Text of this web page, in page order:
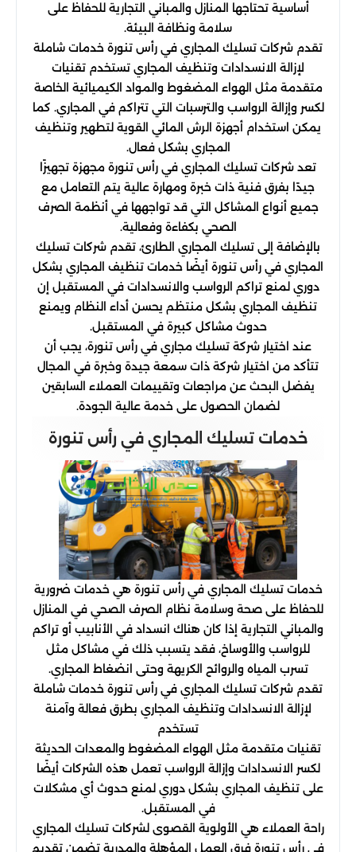
أساسية تحتاجها المنازل والمباني التجارية للحفاظ على
سلامة ونظافة البيئة.
تقدم شركات تسليك المجاري في رأس تنورة خدمات شاملة
لإزالة الانسدادات وتنظيف المجاري تستخدم تقنيات
متقدمة مثل الهواء المضغوط والمواد الكيميائية الخاصة
لكسر وإزالة الرواسب والترسبات التي تتراكم في المجاري. كما
يمكن استخدام أجهزة الرش المائي القوية لتطهير وتنظيف
المجاري بشكل فعال.
تعد شركات تسليك المجاري في رأس تنورة مجهزة تجهيزًا
جيدًا بفرق فنية ذات خبرة ومهارة عالية يتم التعامل مع
جميع أنواع المشاكل التي قد تواجهها في أنظمة الصرف
الصحي بكفاءة وفعالية.
بالإضافة إلى تسليك المجاري الطارئ، تقدم شركات تسليك
المجاري في رأس تنورة أيضًا خدمات تنظيف المجاري بشكل
دوري لمنع تراكم الرواسب والانسدادات في المستقبل إن
تنظيف المجاري بشكل منتظم يحسن أداء النظام ويمنع
حدوث مشاكل كبيرة في المستقبل.
عند اختيار شركة تسليك مجاري في رأس تنورة، يجب أن
تتأكد من اختيار شركة ذات سمعة جيدة وخبرة في المجال
يفضل البحث عن مراجعات وتقييمات العملاء السابقين
لضمان الحصول على خدمة عالية الجودة.
خدمات تسليك المجاري في رأس تنورة
خدمات تسليك المجاري في رأس تنورة هي خدمات ضرورية
للحفاظ على صحة وسلامة نظام الصرف الصحي في المنازل
والمباني التجارية إذا كان هناك انسداد في الأنابيب أو تراكم
للرواسب والأوساخ، فقد يتسبب ذلك في مشاكل مثل
تسرب المياه والروائح الكريهة وحتى انضغاط المجاري.
تقدم شركات تسليك المجاري في رأس تنورة خدمات شاملة
لإزالة الانسدادات وتنظيف المجاري بطرق فعالة وآمنة
تستخدم
تقنيات متقدمة مثل الهواء المضغوط والمعدات الحديثة
لكسر الانسدادات وإزالة الرواسب تعمل هذه الشركات أيضًا
على تنظيف المجاري بشكل دوري لمنع حدوث أي مشكلات
في المستقبل.
راحة العملاء هي الأولوية القصوى لشركات تسليك المجاري
في رأس تنورة فرق العمل المؤهلة والمدربة تضمن تقديم